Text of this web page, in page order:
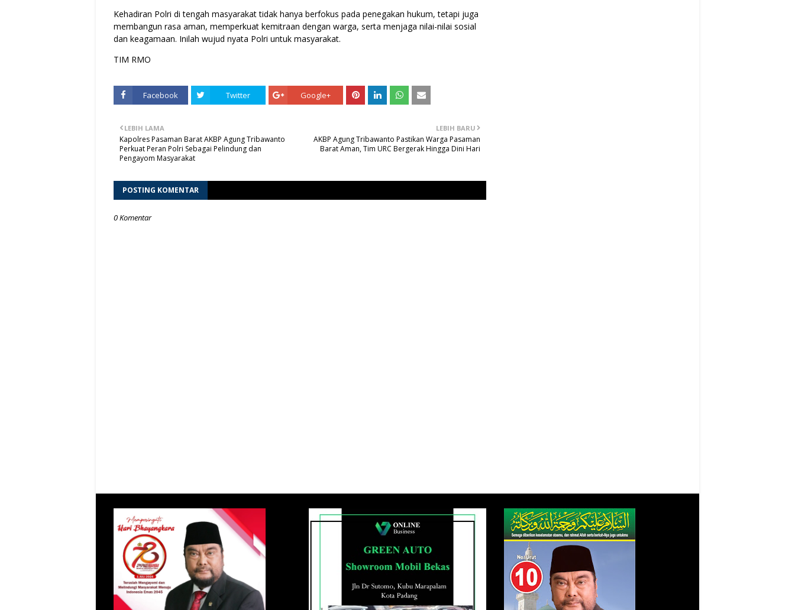
Kehadiran Polri di tengah masyarakat tidak hanya berfokus pada penegakan hukum, tetapi juga
membangun rasa aman, memperkuat kemitraan dengan warga, serta menjaga nilai-nilai sosial
dan keagamaan. Inilah wujud nyata Polri untuk masyarakat.
TIM RMO
Facebook Twitter Google+
LEBIH BARU
AKBP Agung Tribawanto Pastikan Warga Pasaman
Barat Aman, Tim URC Bergerak Hingga Dini Hari
LEBIH LAMA
Kapolres Pasaman Barat AKBP Agung Tribawanto
Perkuat Peran Polri Sebagai Pelindung dan
Pengayom Masyarakat
POSTING KOMENTAR
0 Komentar